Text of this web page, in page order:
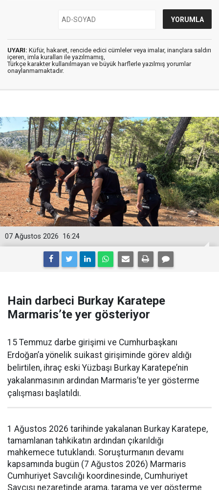
UYARI: Küfür, hakaret, rencide edici cümleler veya imalar, inançlara saldırı
içeren, imla kuralları ile yazılmamış,
Türkçe karakter kullanılmayan ve büyük harflerle yazılmış yorumlar
onaylanmamaktadır.
16:24
07 Ağustos 2026
Hain darbeci Burkay Karatepe
Marmaris’te yer gösteriyor
15 Temmuz darbe girişimi ve Cumhurbaşkanı
Erdoğan’a yönelik suikast girişiminde görev aldığı
belirtilen, ihraç eski Yüzbaşı Burkay Karatepe’nin
yakalanmasının ardından Marmaris’te yer gösterme
çalışması başlatıldı.
1 Ağustos 2026 tarihinde yakalanan Burkay Karatepe,
tamamlanan tahkikatın ardından çıkarıldığı
mahkemece tutuklandı. Soruşturmanın devamı
kapsamında bugün (7 Ağustos 2026) Marmaris
Cumhuriyet Savcılığı koordinesinde, Cumhuriyet
Savcısı nezaretinde arama, tarama ve yer gösterme